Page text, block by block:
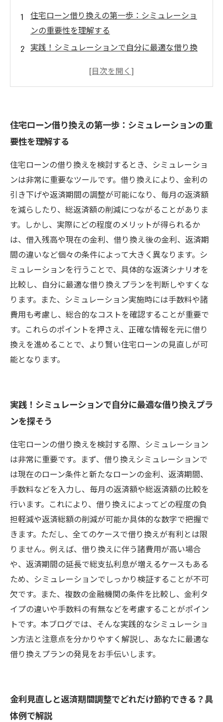
住宅ローン借り換えの第一歩：シミュレーショ
ンの重要性を理解する
実践！シミュレーションで自分に最適な借り換
金利見直しと返済期間調整でどれだけ節約でき
メリットとリスク
迷わず決定！シミュレーションを活用した最適
な住宅ローン借り換えの方法
借り換えで生活にゆとりを：成功体験に学ぶ賢
い住宅ローンの選び方
まとめ：シミュレーションを駆使して賢く借り
換え、未来の負担を軽減しよう
住宅ローン借り換えの第一歩：シミュレーションの重
要性を理解する
住宅ローンの借り換えを検討するとき、シミュレーショ
ンは非常に重要なツールです。借り換えにより、金利の
引き下げや返済期間の調整が可能になり、毎月の返済額
を減らしたり、総返済額の削減につながることがありま
す。しかし、実際にどの程度のメリットが得られるか
は、借入残高や現在の金利、借り換え後の金利、返済期
間の違いなど個々の条件によって大きく異なります。シ
ミュレーションを行うことで、具体的な返済シナリオを
比較し、自分に最適な借り換えプランを判断しやすくな
ります。また、シミュレーション実施時には手数料や諸
費用も考慮し、総合的なコストを確認することが重要で
す。これらのポイントを押さえ、正確な情報を元に借り
換えを進めることで、より賢い住宅ローンの見直しが可
能となります。
実践！シミュレーションで自分に最適な借り換えプラ
ンを探そう
住宅ローンの借り換えを検討する際、シミュレーション
は非常に重要です。まず、借り換えシミュレーションで
は現在のローン条件と新たなローンの金利、返済期間、
手数料などを入力し、毎月の返済額や総返済額の比較を
行います。これにより、借り換えによってどの程度の負
担軽減や返済総額の削減が可能か具体的な数字で把握で
きます。ただし、全てのケースで借り換えが有利とは限
りません。例えば、借り換えに伴う諸費用が高い場合
や、返済期間の延長で総支払利息が増えるケースもある
ため、シミュレーションでしっかり検証することが不可
欠です。また、複数の金融機関の条件を比較し、金利タ
イプの違いや手数料の有無などを考慮することがポイン
トです。本ブログでは、そんな実践的なシミュレーショ
ン方法と注意点を分かりやすく解説し、あなたに最適な
借り換えプランの発見をお手伝いします。
金利見直しと返済期間調整でどれだけ節約できる？具
体例で解説